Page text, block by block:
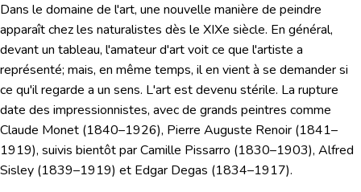
Dans le domaine de l'art, une nouvelle manière de peindre
apparaît chez les naturalistes dès le XIXe siècle. En général,
devant un tableau, l'amateur d'art voit ce que l'artiste a
représenté; mais, en même temps, il en vient à se demander si
ce qu'il regarde a un sens. L'art est devenu stérile. La rupture
date des impressionnistes, avec de grands peintres comme
Claude Monet (1840–1926), Pierre Auguste Renoir (1841–
1919), suivis bientôt par Camille Pissarro (1830–1903), Alfred
Sisley (1839–1919) et Edgar Degas (1834–1917).